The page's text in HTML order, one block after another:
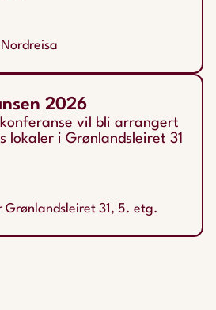
2026
vil bli arrangert
lokaler i Grønlandsleiret 31
Grønlandsleiret 31, 5. etg.